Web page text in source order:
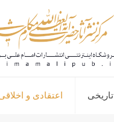
تاریخی اعتقادی و